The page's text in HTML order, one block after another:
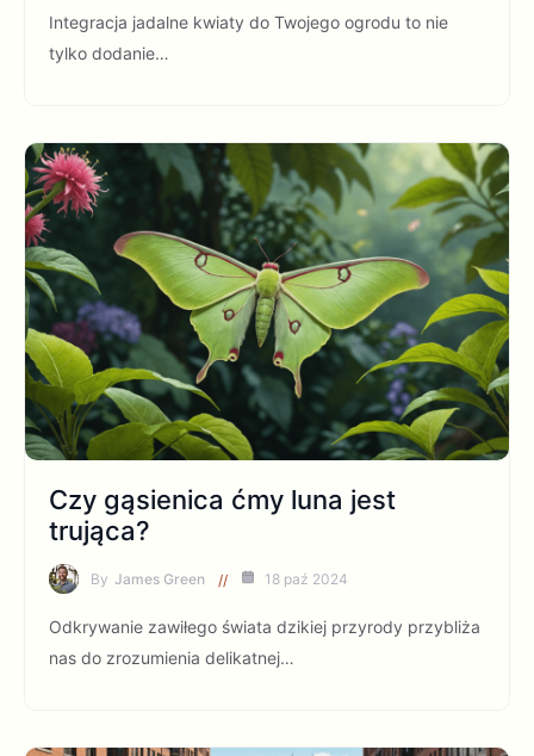
Integracja jadalne kwiaty do Twojego ogrodu to nie
tylko dodanie…
Czy gąsienica ćmy luna jest
trująca?
By James Green 18 paź 2024
Odkrywanie zawiłego świata dzikiej przyrody przybliża
nas do zrozumienia delikatnej…